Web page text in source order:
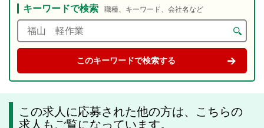
キーワードで検索 職種、キーワード、会社名など
この求人に応募された他の方は、こちらの
求人もご覧になっています。